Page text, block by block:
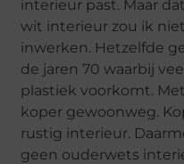
interieur past. Maar
wit interieur zou ik
inwerken. Hetzelfde
de jaren 70 waarbij
plastiek voorkomt.
koper gewoonweg.
rustig interieur.
geen ouderwets